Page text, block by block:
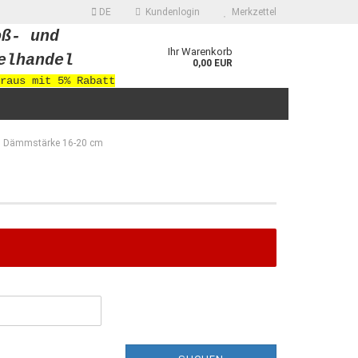
DE Kundenlogin
erstellen
Merkzettel
und
mit 5% Rabatt
Ihr Warenkorb
0,00 EUR
Dämmstärke 16-20 cm